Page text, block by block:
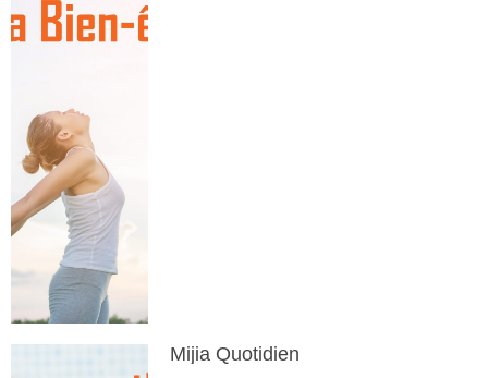
Mijia Quotidien